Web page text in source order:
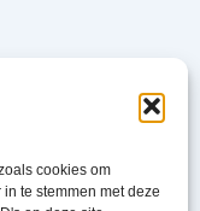
cookies om
te stemmen met deze